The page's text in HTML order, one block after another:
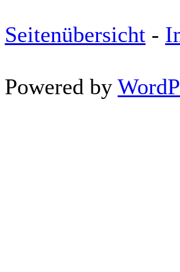
Seitenübersicht -
Powered by